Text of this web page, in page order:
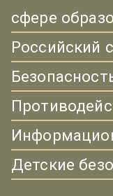
сфере
Российский
Детские